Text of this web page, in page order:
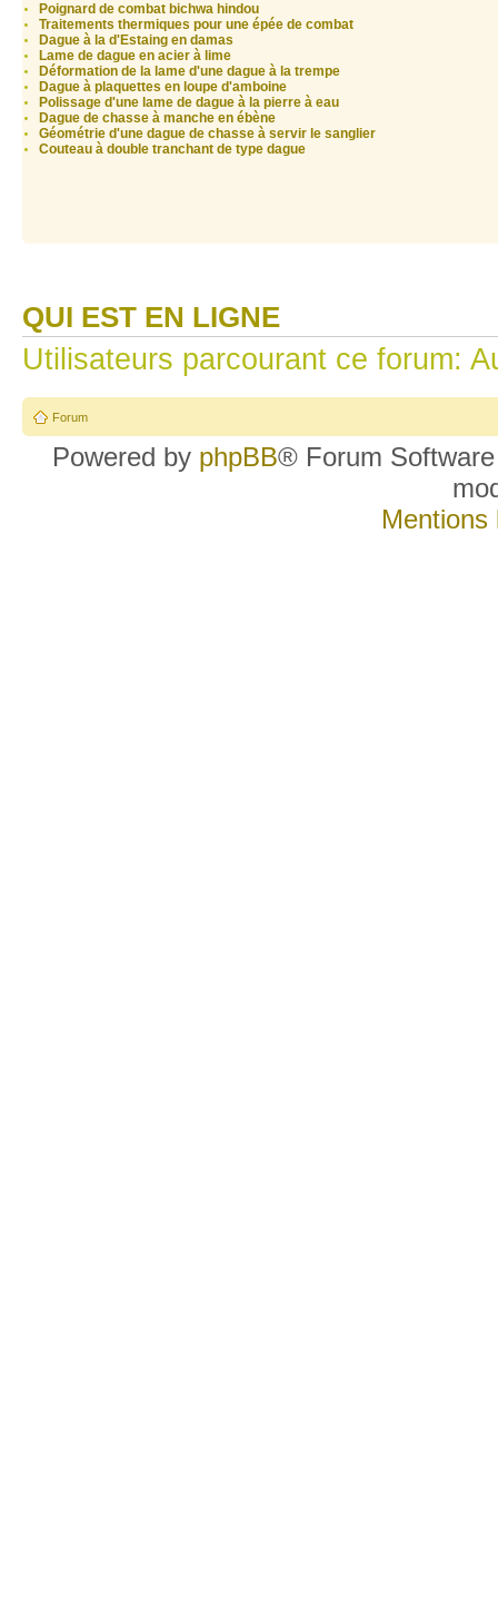
Poignard de combat bichwa hindou
Traitements thermiques pour une épée de combat
Dague à la d'Estaing en damas
Lame de dague en acier à lime
Déformation de la lame d'une dague à la trempe
Dague à plaquettes en loupe d'amboine
Polissage d'une lame de dague à la pierre à eau
Dague de chasse à manche en ébène
Géométrie d'une dague de chasse à servir le sanglier
Couteau à double tranchant de type dague
QUI EST EN LIGNE
Utilisateurs parcourant ce forum:
Forum
Powered by phpBB® Forum
Mentions